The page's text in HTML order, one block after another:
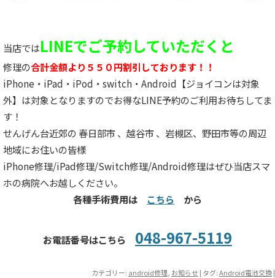
当店ではLINEでご予約していただくと
修理の合計金額より５５０円割引しております！！
iPhone・iPad・iPod・switch・Android【ジョイコンは対象
外】は対象となりますのでお得なLINE予約のご利用お待ちしてま
す！
せんげん台近郊の 春日部市 、越谷市 、岩槻区、野田市等の周辺
地域にお住いの皆様
iPhone修理/iPad修理/Switch修理/Android修理はぜひ当店スマ
ホの病院へお越しください。
各種手術費用は こちら から
お電話番号はこちら 048-967-5119
カテゴリー: android修理 お知らせ | タグ:Android電池交換|